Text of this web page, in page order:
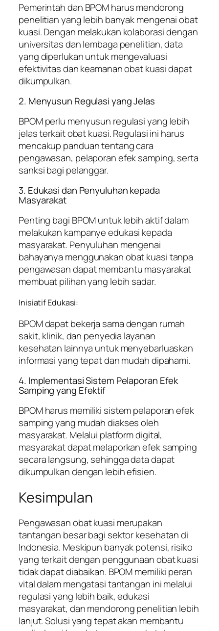
Pemerintah dan BPOM harus mendorong
penelitian yang lebih banyak mengenai obat
kuasi. Dengan melakukan kolaborasi dengan
universitas dan lembaga penelitian, data
yang diperlukan untuk mengevaluasi
efektivitas dan keamanan obat kuasi dapat
dikumpulkan.
2. Menyusun Regulasi yang Jelas
BPOM perlu menyusun regulasi yang lebih
jelas terkait obat kuasi. Regulasi ini harus
mencakup panduan tentang cara
pengawasan, pelaporan efek samping, serta
sanksi bagi pelanggar.
3. Edukasi dan Penyuluhan kepada
Masyarakat
Penting bagi BPOM untuk lebih aktif dalam
melakukan kampanye edukasi kepada
masyarakat. Penyuluhan mengenai
bahayanya menggunakan obat kuasi tanpa
pengawasan dapat membantu masyarakat
membuat pilihan yang lebih sadar.
Inisiatif Edukasi:
BPOM dapat bekerja sama dengan rumah
sakit, klinik, dan penyedia layanan
kesehatan lainnya untuk menyebarluaskan
informasi yang tepat dan mudah dipahami.
4. Implementasi Sistem Pelaporan Efek
Samping yang Efektif
BPOM harus memiliki sistem pelaporan efek
samping yang mudah diakses oleh
masyarakat. Melalui platform digital,
masyarakat dapat melaporkan efek samping
secara langsung, sehingga data dapat
dikumpulkan dengan lebih efisien.
Kesimpulan
Pengawasan obat kuasi merupakan
tantangan besar bagi sektor kesehatan di
Indonesia. Meskipun banyak potensi, risiko
yang terkait dengan penggunaan obat kuasi
tidak dapat diabaikan. BPOM memiliki peran
vital dalam mengatasi tantangan ini melalui
regulasi yang lebih baik, edukasi
masyarakat, dan mendorong penelitian lebih
lanjut. Solusi yang tepat akan membantu